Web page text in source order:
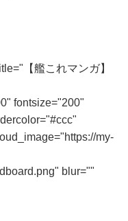
【艦これマンガ】
fontsize="200"
my-
blur=""